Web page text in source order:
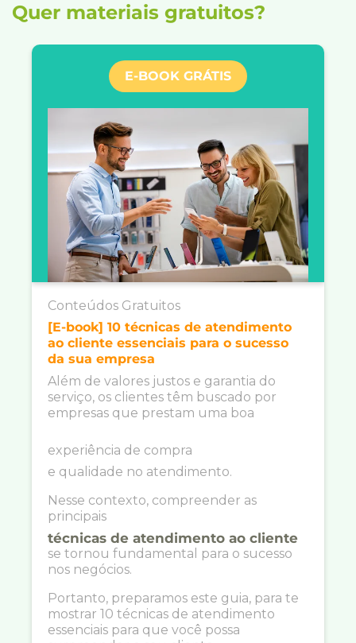
Quer materiais gratuitos?
E-BOOK GRÁTIS
Conteúdos Gratuitos
[E-book] 10 técnicas de atendimento
ao cliente essenciais para o sucesso
da sua empresa
Além de valores justos e garantia do
serviço, os clientes têm buscado por
empresas que prestam uma boa
experiência de compra
e qualidade no atendimento.
Nesse contexto, compreender as
principais
técnicas de atendimento ao cliente
se tornou fundamental para o sucesso
nos negócios.
Portanto, preparamos este guia, para te
mostrar 10 técnicas de atendimento
essenciais para que você possa